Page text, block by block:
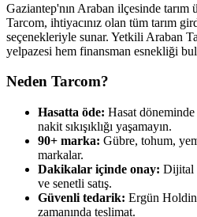
Gaziantep'nın Araban ilçesinde tarım
Tarcom, ihtiyacınız olan tüm tarım
seçenekleriyle sunar. Yetkili Araban
yelpazesi hem finansman esnekliği
Neden Tarcom?
Hasatta öde: Hasat
nakit sıkışıklığı yaşamayın.
90+ marka: Gübre, tohum,
markalar.
Dakikalar içinde onay: Dijital
ve senetli satış.
Güvenli tedarik: Ergün
zamanında teslimat.